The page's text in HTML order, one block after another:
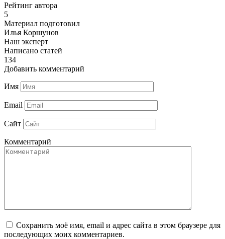
Рейтинг автора
5
Материал подготовил
Илья Коршунов
Наш эксперт
Написано статей
134
Добавить комментарий
Имя
Email
Сайт
Комментарий
Сохранить моё имя, email и адрес сайта в этом браузере для
последующих моих комментариев.